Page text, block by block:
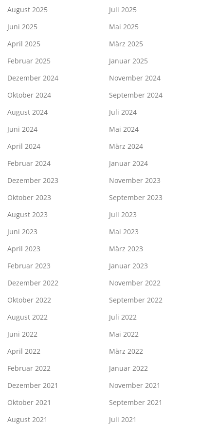
August 2025
Juli 2025
Juni 2025
Mai 2025
April 2025
März 2025
Februar 2025
Januar 2025
Dezember 2024
November 2024
Oktober 2024
September 2024
August 2024
Juli 2024
Juni 2024
Mai 2024
April 2024
März 2024
Februar 2024
Januar 2024
Dezember 2023
November 2023
Oktober 2023
September 2023
August 2023
Juli 2023
Juni 2023
Mai 2023
April 2023
März 2023
Februar 2023
Januar 2023
Dezember 2022
November 2022
Oktober 2022
September 2022
August 2022
Juli 2022
Juni 2022
Mai 2022
April 2022
März 2022
Februar 2022
Januar 2022
Dezember 2021
November 2021
Oktober 2021
September 2021
August 2021
Juli 2021